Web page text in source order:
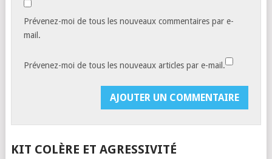
Prévenez-moi de tous les nouveaux commentaires par e-
mail.
Prévenez-moi de tous les nouveaux articles par e-mail.
KIT COLÈRE ET AGRESSIVITÉ